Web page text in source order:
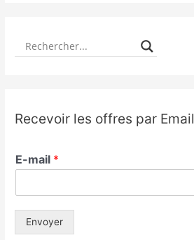
Recevoir les offres par Email
E-mail *
Envoyer